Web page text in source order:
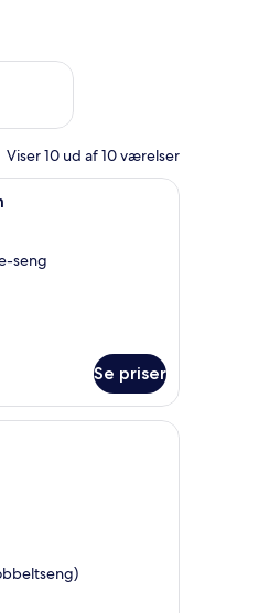
aug. 14 - aug. 16
Viser 10 ud af 10 værelser
sengetøj, pengeskab på
seng
Se priser
og en lampe.med en sofa, seng,